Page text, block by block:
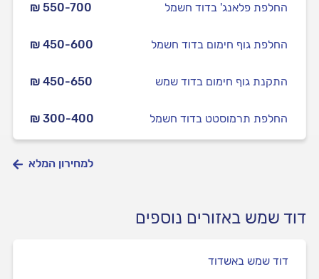
₪ 550-700 החלפת פלאנג' בדוד חשמל
₪ 450-600 החלפת גוף חימום בדוד חשמל
₪ 450-650 התקנת גוף חימום בדוד שמש
₪ 300-400 החלפת תרמוסטט בדוד חשמל
למחירון המלא
דוד שמש באזורים נוספים
דוד שמש באשדוד